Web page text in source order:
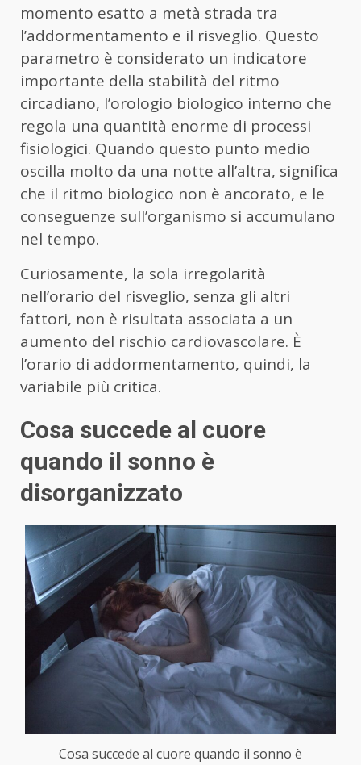
momento esatto a metà strada tra
l’addormentamento e il risveglio. Questo
parametro è considerato un indicatore
importante della stabilità del ritmo
circadiano, l’orologio biologico interno che
regola una quantità enorme di processi
fisiologici. Quando questo punto medio
oscilla molto da una notte all’altra, significa
che il ritmo biologico non è ancorato, e le
conseguenze sull’organismo si accumulano
nel tempo.
Curiosamente, la sola irregolarità
nell’orario del risveglio, senza gli altri
fattori, non è risultata associata a un
aumento del rischio cardiovascolare. È
l’orario di addormentamento, quindi, la
variabile più critica.
Cosa succede al cuore
quando il sonno è
disorganizzato
Cosa succede al cuore quando il sonno è